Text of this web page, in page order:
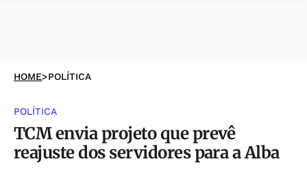
HOME>POLÍTICA
POLÍTICA
TCM envia projeto que prevê
reajuste dos servidores para a Alba